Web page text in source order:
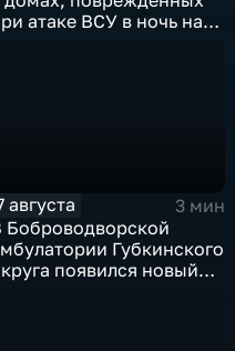
атаке ВСУ в ночь на
августа
3 мин
Боброводворской
Губкинского
появился новый